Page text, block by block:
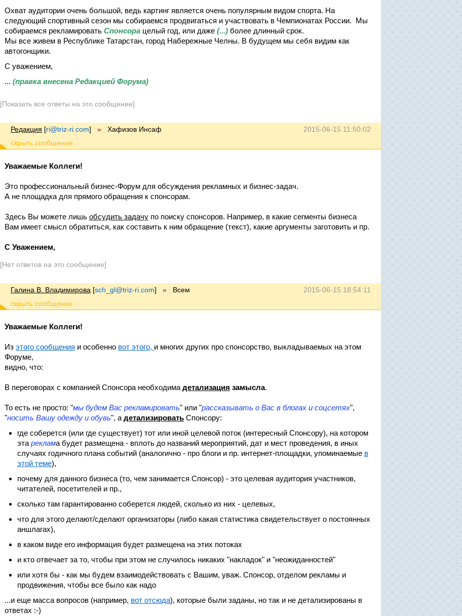
Охват аудитории очень большой, ведь картинг является очень популярным видом спорта. На
следующий спортивный сезон мы собираемся продвигаться и участвовать в Чемпионатах России. Мы
собираемся рекламировать Спонсора целый год, или даже (...) более длинный срок.
Мы все живем в Республике Татарстан, город Набережные Челны. В будущем мы себя видим как
автогонщики.
С уважением,
... (правка внесена Редакцией Форума)
[Показать все ответы на это сообщение]
2015-06-15 11:50:02
Редакция [ri@triz-ri.com] » Хафизов Инсаф
Уважаемые Коллеги!
Это профессиональный бизнес-Форум для обсуждения рекламных и бизнес-задач.
А не площадка для прямого обращения к спонсорам.
Здесь Вы можете лишь обсудить задачу по поиску спонсоров. Например, в какие сегменты бизнеса
Вам имеет смысл обратиться, как составить к ним обращение (текст), какие аргументы заготовить и пр.
С Уважением,
[Нет ответов на это сообщение]
2015-06-15 18:54:11
Галина В. Владимирова [sch_gl@triz-ri.com] » Всем
Уважаемые Коллеги!
Из этого сообщения и особенно вот этого, и многих других про спонсорство, выкладываемых на этом
Форуме,
видно, что:
В переговорах с компанией Спонсора необходима детализация замысла.
То есть не просто: "мы будем Вас рекламировать" или "рассказывать о Вас в блогах и соцсетях",
"носить Вашу одежду и обувь", а детализировать Спонсору:
где соберется (или где существует) тот или иной целевой поток (интересный Спонсору), на котором
эта реклама будет размещена - вплоть до названий мероприятий, дат и мест проведения, в иных
случаях годичного плана событий (аналогично - про блоги и пр. интернет-площадки, упоминаемые в
этой теме),
почему для данного бизнеса (то, чем занимается Спонсор) - это целевая аудитория участников,
читателей, посетителей и пр.,
сколько там гарантированно соберется людей, сколько из них - целевых,
что для этого делают/сделают организаторы (либо какая статистика свидетельствует о постоянных
аншлагах),
в каком виде его информация будет размещена на этих потоках
и кто отвечает за то, чтобы при этом не случилось никаких "накладок" и "неожиданностей"
или хотя бы - как мы будем взаимодействовать с Вашим, уваж. Спонсор, отделом рекламы и
продвижения, чтобы все было как надо
...и еще масса вопросов (например, вот отсюда), которые были заданы, но так и не детализированы в
ответах :-)